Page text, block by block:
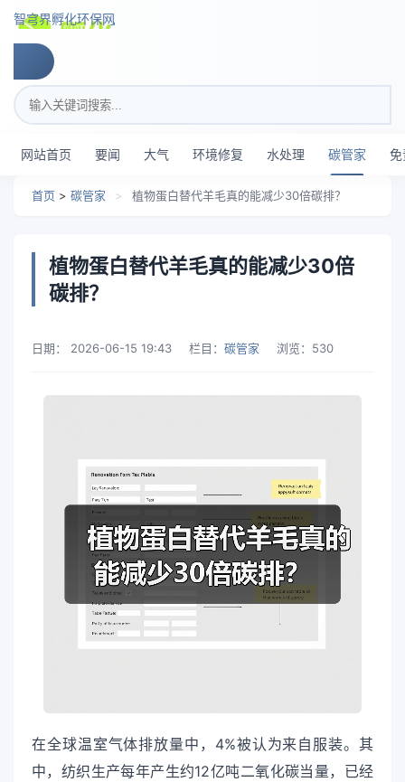
智穹界孵化环保网
搜索关键词
网站首页 要闻 大气 环境修复 水处理 碳管家 免
首页 > 碳管家 > 植物蛋白替代羊毛真的能减少30倍碳排？
植物蛋白替代羊毛真的能减少30倍
碳排？
日期： 2026-06-15 19:43 栏目： 碳管家 浏览： 530
在全球温室气体排放量中，4%被认为来自服装。其
中，纺织生产每年产生约12亿吨二氧化碳当量，已经